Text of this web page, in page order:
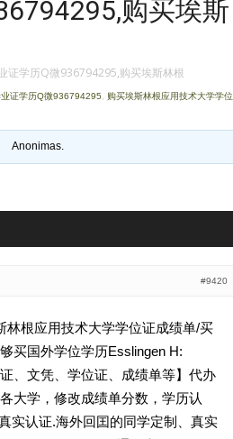
购买埃斯
证学历Q微936794295,购买埃斯林根
证学历Q微936794295
购买埃斯林根应用技术大学学位
Anonimas.
#9420
林根应用技术大学学位证成绩单/买
买国外学位学历Esslingen H:
、文凭、学位证、成绩单等】代办
大学，修改成绩单分数，学历认
实认证.海外回囯的同学定制、真实